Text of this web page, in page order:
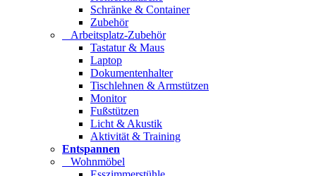
Schränke & Container
Zubehör
Arbeitsplatz-Zubehör
Tastatur & Maus
Laptop
Dokumentenhalter
Tischlehnen & Armstützen
Monitor
Fußstützen
Licht & Akustik
Aktivität & Training
Entspannen
Wohnmöbel